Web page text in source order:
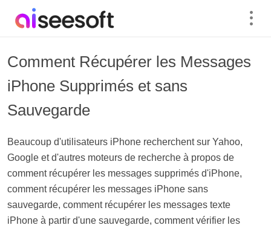
Comment Récupérer les Messages
iPhone Supprimés et sans
Sauvegarde
Beaucoup d'utilisateurs iPhone recherchent sur Yahoo,
Google et d'autres moteurs de recherche à propos de
comment récupérer les messages supprimés d'iPhone,
comment récupérer les messages iPhone sans
sauvegarde, comment récupérer les messages texte
iPhone à partir d'une sauvegarde, comment vérifier les